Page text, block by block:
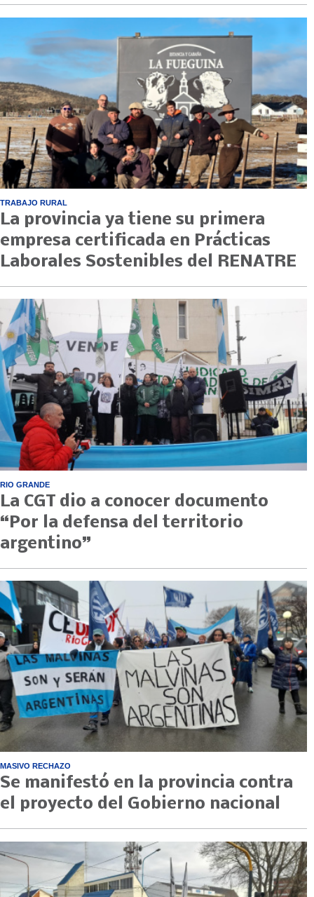
TRABAJO RURAL
La provincia ya tiene su primera
empresa certificada en Prácticas
Laborales Sostenibles del RENATRE
RIO GRANDE
La CGT dio a conocer documento
“Por la defensa del territorio
argentino”
MASIVO RECHAZO
Se manifestó en la provincia contra
el proyecto del Gobierno nacional